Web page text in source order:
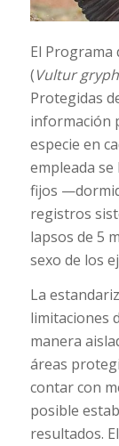
El Programa
(Vultur
Protegidas
información
especie en
empleada
fijos
registros
lapsos de 5
sexo de los
La
limitaciones
manera
áreas
contar con
posible
resultados.